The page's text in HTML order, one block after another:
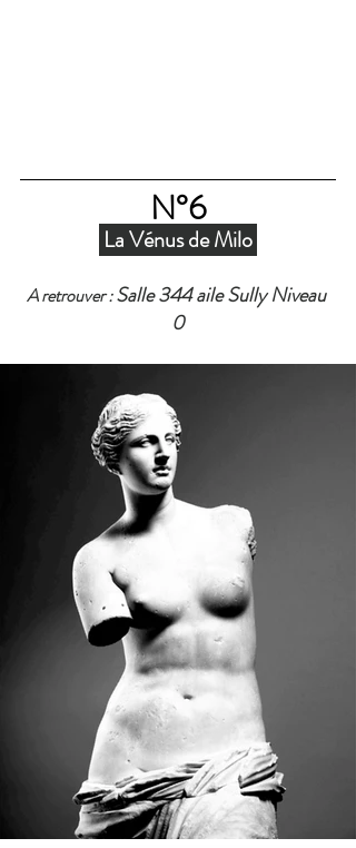
N°6
La Vénus de Milo
A retrouver : Salle 344 aile Sully Niveau
0